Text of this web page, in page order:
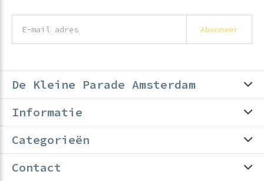
Abonneer
De Kleine Parade Amsterdam
Informatie
Categorieën
Contact